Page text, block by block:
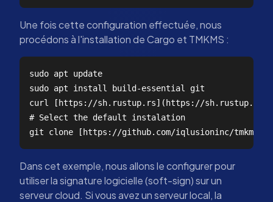
Une fois cette configuration effectuée, nous
procédons à l'installation de Cargo et TMKMS :
sudo apt update
sudo apt install build-essential git
curl [https://sh.rustup.rs](https://
# Select the default instalation
Dans cet exemple, nous allons le configurer pour
utiliser la signature logicielle (soft-sign) sur un
serveur cloud. Si vous avez un serveur local, la